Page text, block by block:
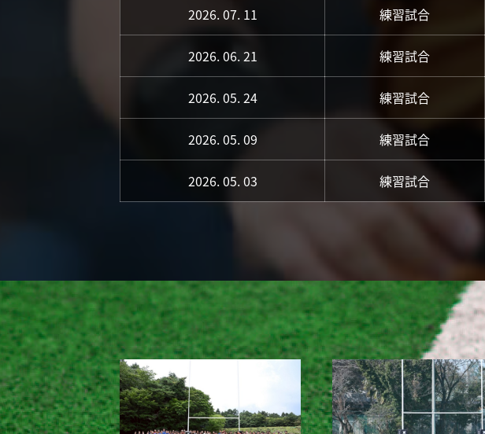
2026. 07. 11 練習試合
2026. 06. 21 練習試合
2026. 05. 24 練習試合
2026. 05. 09 練習試合
2026. 05. 03 練習試合